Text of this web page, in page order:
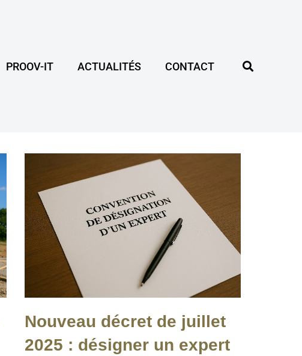
PROOV-IT ACTUALITÉS CONTACT
Nouveau décret de juillet
2025 : désigner un expert